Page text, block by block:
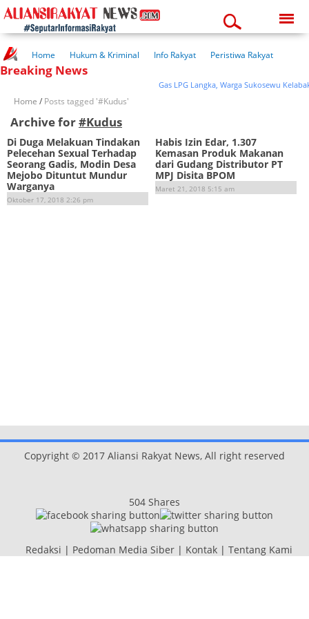
12:27:51 pm
Home Hukum & Kriminal Info Rakyat
Peristiwa Rakyat
Kuliner Rakyat
Wisata Rakyat
Breaking News
Gas LPG Langka, Warga Sukosewu
Home / Posts tagged '#Kudus'
Archive for#Kudus
Di Duga Melakuan Tindakan
Pelecehan Sexual Terhadap
Seorang Gadis, Modin Desa
Mejobo Dituntut Mundur
Warganya
Oktober 17, 2018 2:26 pm
Habis Izin Edar, 1.307
Kemasan Produk Makanan
dari Gudang Distributor PT
MPJ Disita BPOM
Maret 21, 2018 5:15 am
Copyright © 2017 Aliansi Rakyat News, All right reserved
504 Shares
Redaksi | Pedoman Media Siber| Kontak| Tentang Kami